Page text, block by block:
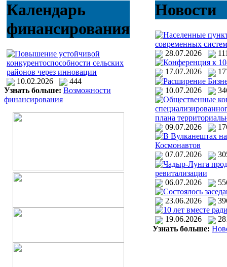
Календарь
финансирования
Повышение устойчивой
конкурентоспособности сельских
районов через инновации
10.02.2026
444
Узнать больше: Возможности
финансирования
Новости
Населенные
современных
28.07.2026
Конференция к
17.07.2026
Расширение
10.07.2026
Общественные
плана
09.07.2026
В Вулканештах
Космонавтов
07.07.2026
Чадыр-Лунга
ревитализации
06.07.2026
Состоялось
23.06.2026
10 лет вместе
19.06.2026
Узнать больше: